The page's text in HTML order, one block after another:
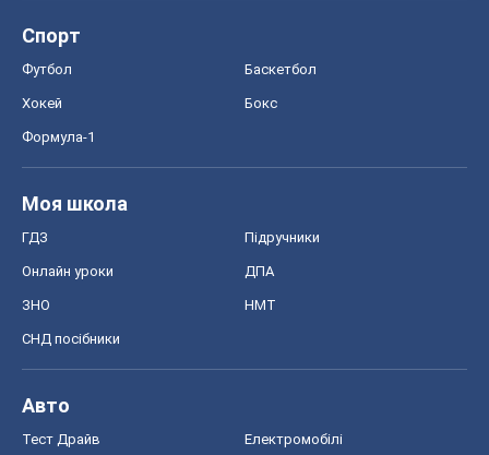
Спорт
Футбол Баскетбол
Хокей Бокс
Формула-1
Моя школа
ГДЗ Підручники
Онлайн уроки ДПА
ЗНО НМТ
СНД посібники
Авто
Тест Драйв Електромобілі